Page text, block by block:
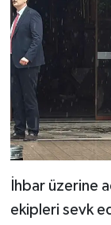
İhbar üzerine
ekipleri sevk